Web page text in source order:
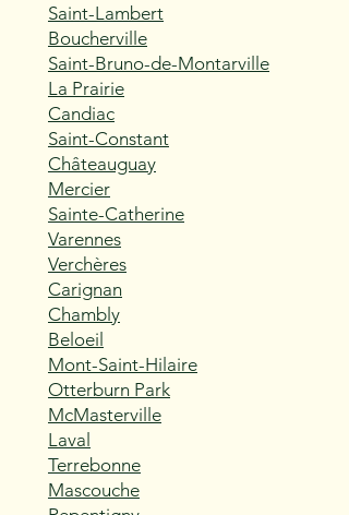
Saint-Lambert
Boucherville
Saint-Bruno-de-Montarville
La Prairie
Candiac
Saint-Constant
Châteauguay
Mercier
Sainte-Catherine
Varennes
Verchères
Carignan
Chambly
Beloeil
Mont-Saint-Hilaire
Otterburn Park
McMasterville
Laval
Terrebonne
Mascouche